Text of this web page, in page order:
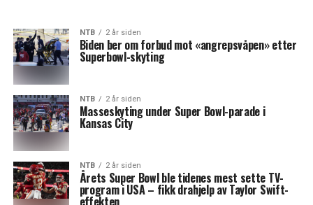
NTB 2 år siden
Biden ber om forbud mot «angrepsvåpen» etter
Superbowl-skyting
NTB 2 år siden
Masseskyting under Super Bowl-parade i
Kansas City
NTB 2 år siden
Årets Super Bowl ble tidenes mest sette TV-
program i USA – fikk drahjelp av Taylor Swift-
effekten